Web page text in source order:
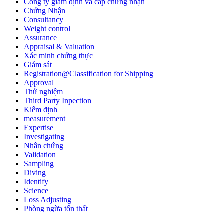
Chứng Nhận
Consultancy
Weight control
Assurance
Appraisal & Valuation
Xác minh chứng thực
Giám sát
Registration@Classification for Shipping
Approval
Thử nghiệm
Third Party Inpection
Kiểm định
measurement
Expertise
Investigating
Nhân chứng
Validation
Sampling
Diving
Identify
Science
Loss Adjusting
Phòng ngừa tổn thất